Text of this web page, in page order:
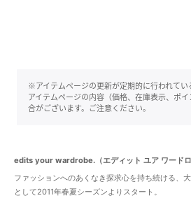
※アイテムページの更新が定期的に行われて
アイテムページの内容（価格、在庫表示、ポ
合がございます。ご注意ください。
edits your wardrobe.（エディット ユア ワードロ
ファッションへのあくなき探求心を持ち続ける、
として2011年春夏シーズンよりスタート。